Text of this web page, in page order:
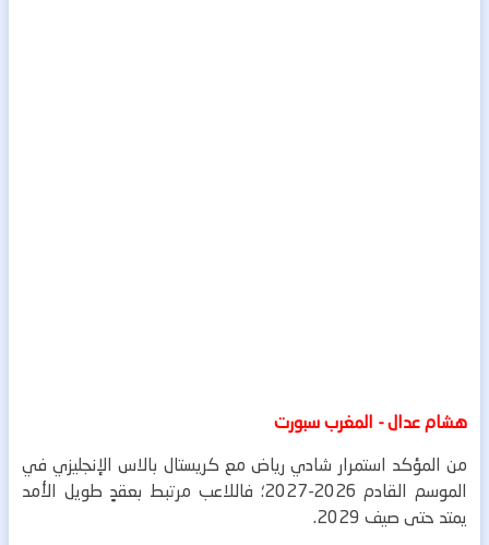
هشام عدال - المغرب سبورت
من المؤكد استمرار شادي رياض مع كريستال بالاس الإنجليزي في
الموسم القادم 2026-2027؛ فاللاعب مرتبط بعقدٍ طويل الأمد
يمتد حتى صيف 2029.